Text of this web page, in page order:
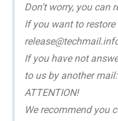
Don't worry, you can
If you want to
If you have not
to us by another
ATTENTION!
We recommend you